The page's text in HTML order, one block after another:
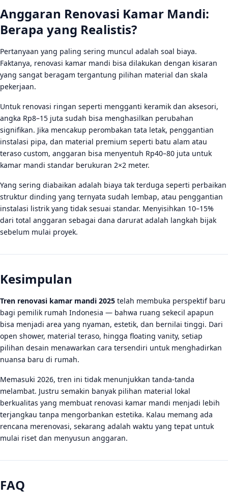
Anggaran Renovasi Kamar Mandi:
Berapa yang Realistis?
Pertanyaan yang paling sering muncul adalah soal biaya.
Faktanya, renovasi kamar mandi bisa dilakukan dengan kisaran
yang sangat beragam tergantung pilihan material dan skala
pekerjaan.
Untuk renovasi ringan seperti mengganti keramik dan aksesori,
angka Rp8–15 juta sudah bisa menghasilkan perubahan
signifikan. Jika mencakup perombakan tata letak, penggantian
instalasi pipa, dan material premium seperti batu alam atau
teraso custom, anggaran bisa menyentuh Rp40–80 juta untuk
kamar mandi standar berukuran 2×2 meter.
Yang sering diabaikan adalah biaya tak terduga seperti perbaikan
struktur dinding yang ternyata sudah lembap, atau penggantian
instalasi listrik yang tidak sesuai standar. Menyisihkan 10–15%
dari total anggaran sebagai dana darurat adalah langkah bijak
sebelum mulai proyek.
Kesimpulan
Tren renovasi kamar mandi 2025 telah membuka perspektif baru
bagi pemilik rumah Indonesia — bahwa ruang sekecil apapun
bisa menjadi area yang nyaman, estetik, dan bernilai tinggi. Dari
open shower, material teraso, hingga floating vanity, setiap
pilihan desain menawarkan cara tersendiri untuk menghadirkan
nuansa baru di rumah.
Memasuki 2026, tren ini tidak menunjukkan tanda-tanda
melambat. Justru semakin banyak pilihan material lokal
berkualitas yang membuat renovasi kamar mandi menjadi lebih
terjangkau tanpa mengorbankan estetika. Kalau memang ada
rencana merenovasi, sekarang adalah waktu yang tepat untuk
mulai riset dan menyusun anggaran.
FAQ